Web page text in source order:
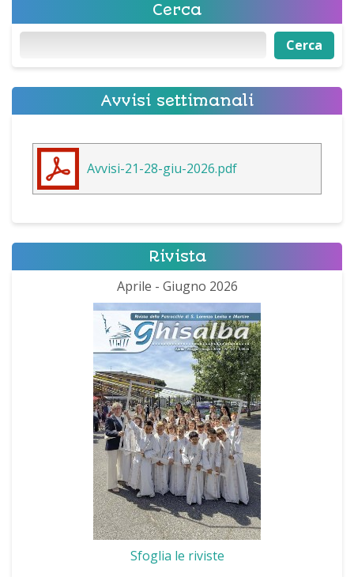
Cerca
Cerca Cerca
Avvisi settimanali
Avvisi-21-28-giu-2026.pdf
Rivista
Aprile - Giugno 2026
Sfoglia le riviste